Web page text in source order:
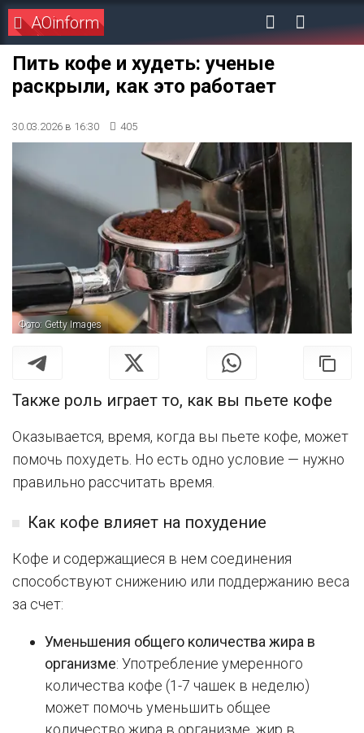
AOinform
Пить кофе и худеть: ученые
раскрыли, как это работает
30.03.2026 в 16:30 405
Фото: Getty Images
Также роль играет то, как вы пьете кофе
Оказывается, время, когда вы пьете кофе, может
помочь похудеть. Но есть одно условие — нужно
правильно рассчитать время.
Как кофе влияет на похудение
Кофе и содержащиеся в нем соединения
способствуют снижению или поддержанию веса
за счет:
Уменьшения общего количества жира в
организме: Употребление умеренного
количества кофе (1-7 чашек в неделю)
может помочь уменьшить общее
количество жира в организме, жир в